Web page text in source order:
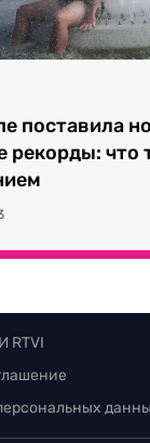
поставила
рекорды: что
RTVI